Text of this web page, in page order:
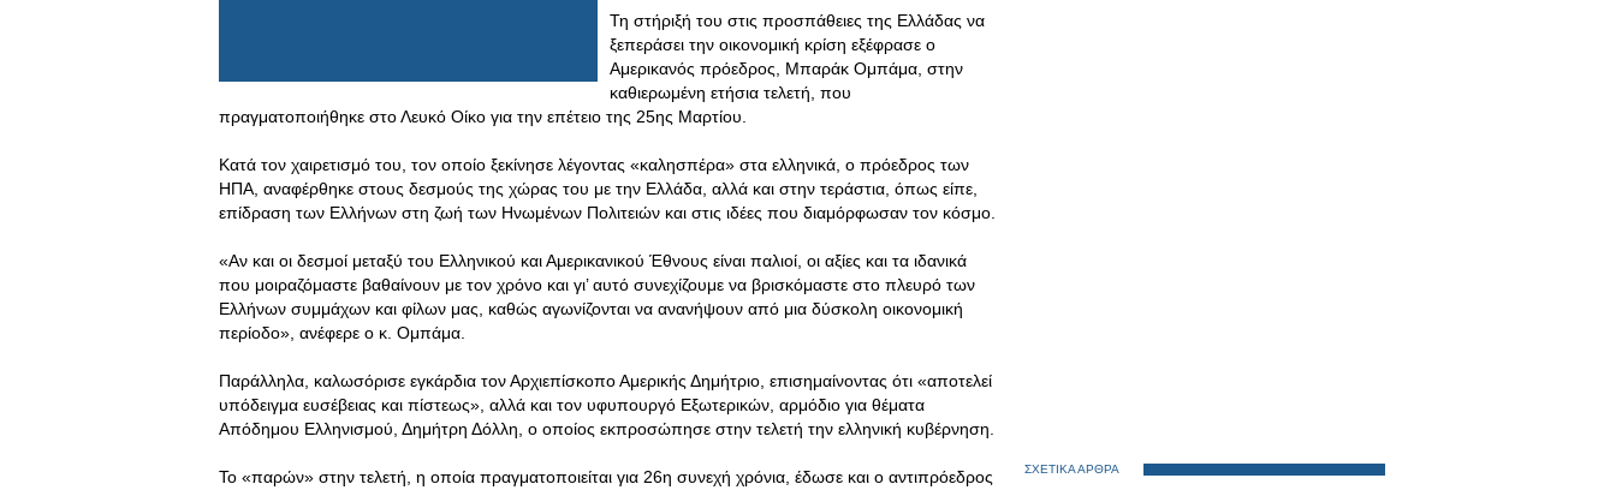
Τη στήριξή του στις προσπάθειες της Ελλάδας να
ξεπεράσει την οικονομική κρίση εξέφρασε ο
Αμερικανός πρόεδρος, Μπαράκ Ομπάμα, στην
καθιερωμένη ετήσια τελετή, που
πραγματοποιήθηκε στο Λευκό Οίκο για την επέτειο της 25ης Μαρτίου.
Κατά τον χαιρετισμό του, τον οποίο ξεκίνησε λέγοντας «καλησπέρα» στα ελληνικά, ο πρόεδρος των
ΗΠΑ, αναφέρθηκε στους δεσμούς της χώρας του με την Ελλάδα, αλλά και στην τεράστια, όπως είπε,
επίδραση των Ελλήνων στη ζωή των Ηνωμένων Πολιτειών και στις ιδέες που διαμόρφωσαν τον κόσμο.
«Αν και οι δεσμοί μεταξύ του Ελληνικού και Αμερικανικού Έθνους είναι παλιοί, οι αξίες και τα ιδανικά
που μοιραζόμαστε βαθαίνουν με τον χρόνο και γι’ αυτό συνεχίζουμε να βρισκόμαστε στο πλευρό των
Ελλήνων συμμάχων και φίλων μας, καθώς αγωνίζονται να ανανήψουν από μια δύσκολη οικονομική
περίοδο», ανέφερε ο κ. Ομπάμα.
Παράλληλα, καλωσόρισε εγκάρδια τον Αρχιεπίσκοπο Αμερικής Δημήτριο, επισημαίνοντας ότι «αποτελεί
υπόδειγμα ευσέβειας και πίστεως», αλλά και τον υφυπουργό Εξωτερικών, αρμόδιο για θέματα
Απόδημου Ελληνισμού, Δημήτρη Δόλλη, ο οποίος εκπροσώπησε στην τελετή την ελληνική κυβέρνηση.
Το «παρών» στην τελετή, η οποία πραγματοποιείται για 26η συνεχή χρόνια, έδωσε και ο αντιπρόεδρος
ΣΧΕΤΙΚΑ ΑΡΘΡΑ